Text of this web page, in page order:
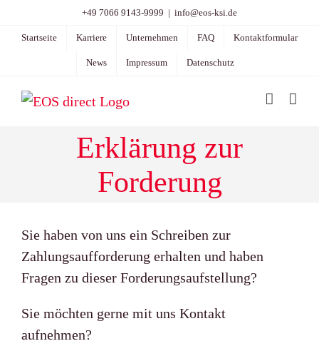
Inhalt
+49 7066 9143-9999 | info@eos-ksi.de
Startseite Karriere Unternehmen FAQ Kontaktformular
News Impressum Datenschutz
Erklärung zur
Forderung
Sie haben von uns ein Schreiben zur
Zahlungsaufforderung erhalten und haben
Fragen zu dieser Forderungsaufstellung?
Sie möchten gerne mit uns Kontakt
aufnehmen?